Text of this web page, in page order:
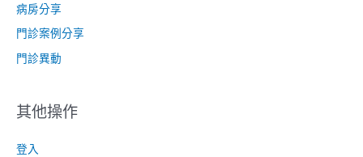
病房分享
門診案例分享
門診異動
其他操作
登入